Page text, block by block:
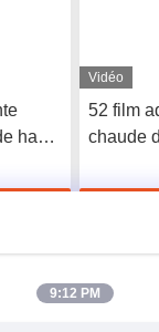
haute
Vidéo
52 film
chaude
9:12 PM